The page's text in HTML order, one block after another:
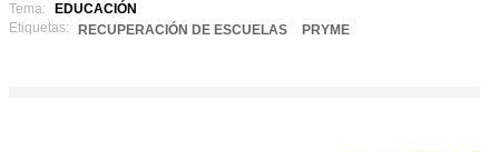
Tema:
EDUCACIÓN
Etiquetas:
RECUPERACIÓN DE ESCUELAS PRYME